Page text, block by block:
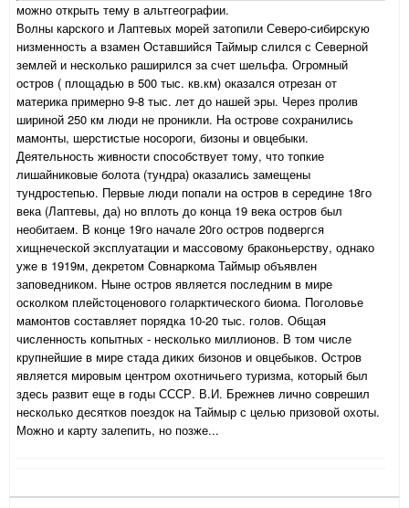
можно открыть тему в альтгеографии.
Волны карского и Лаптевых морей затопили Северо-сибирскую
низменность а взамен Оставшийся Таймыр слился с Северной
землей и несколько раширился за счет шельфа. Огромный
остров ( площадью в 500 тыс. кв.км) оказался отрезан от
материка примерно 9-8 тыс. лет до нашей эры. Через пролив
шириной 250 км люди не проникли. На острове сохранились
мамонты, шерстистые носороги, бизоны и овцебыки.
Деятельность живности способствует тому, что топкие
лишайниковые болота (тундра) оказались замещены
тундростепью. Первые люди попали на остров в середине 18го
века (Лаптевы, да) но вплоть до конца 19 века остров был
необитаем. В конце 19го начале 20го остров подвергся
хищнеческой эксплуатации и массовому браконьерству, однако
уже в 1919м, декретом Совнаркома Таймыр объявлен
заповедником. Ныне остров является последним в мире
осколком плейстоценового голарктического биома. Поголовье
мамонтов составляет порядка 10-20 тыс. голов. Общая
численность копытных - несколько миллионов. В том числе
крупнейшие в мире стада диких бизонов и овцебыков. Остров
является мировым центром охотничьего туризма, который был
здесь развит еще в годы СССР. В.И. Брежнев лично соврешил
несколько десятков поездок на Таймыр с целью призовой охоты.
Можно и карту залепить, но позже...